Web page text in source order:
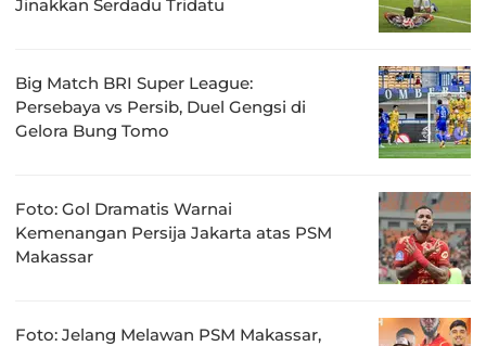
Jinakkan Serdadu Tridatu
Big Match BRI Super League:
Persebaya vs Persib, Duel Gengsi di
Gelora Bung Tomo
Foto: Gol Dramatis Warnai
Kemenangan Persija Jakarta atas PSM
Makassar
Foto: Jelang Melawan PSM Makassar,